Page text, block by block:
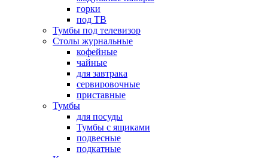
горки
под ТВ
Тумбы под телевизор
Столы журнальные
кофейные
чайные
для завтрака
сервировочные
приставные
Тумбы
для посуды
Тумбы с ящиками
подвесные
подкатные